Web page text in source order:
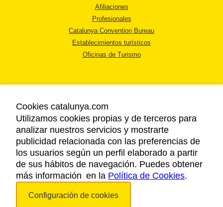
Afiliaciones
Profesionales
Catalunya Convention Bureau
Establecimientos turísticos
Oficinas de Turismo
AVISO LEGAL
POLÍTICA DE PRIVACIDAD
COOKIES
ACCESSIBILIDAD
Copyright © 2026. Agencia Catalana de Turismo. Todos los derechos
Cookies catalunya.com
Utilizamos cookies propias y de terceros para
analizar nuestros servicios y mostrarte
publicidad relacionada con las preferencias de
los usuarios según un perfil elaborado a partir
de sus hábitos de navegación. Puedes obtener
más información en la Política de Cookies.
Configuración de cookies